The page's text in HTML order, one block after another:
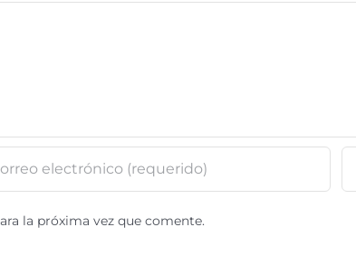
la próxima vez que comente.